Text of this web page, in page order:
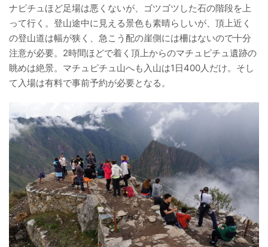
ナピチュほど足場は悪くないが、ゴツゴツした石の階段を上
って行く。登山途中に見える景色も素晴らしいが、頂上近く
の登山道は幅が狭く、急こう配の崖側には柵はないので十分
注意が必要。2時間ほどで着く頂上からのマチュピチュ遺跡の
眺めは絶景。マチュピチュ山へも入山は1日400人だけ。そし
て入場は有料で事前予約が必要となる。